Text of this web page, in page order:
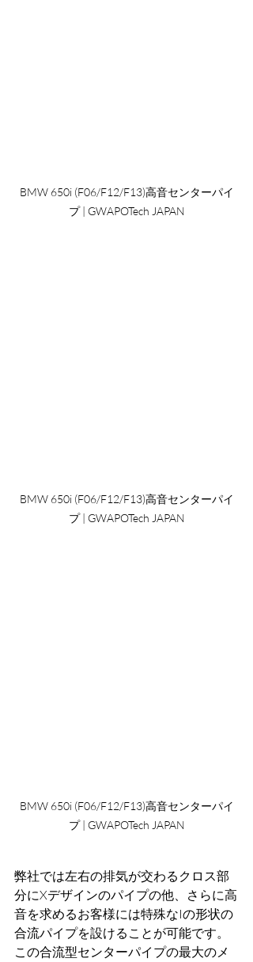
BMW 650i (F06/F12/F13)高音センターパイ
プ | GWAPOTech JAPAN
BMW 650i (F06/F12/F13)高音センターパイ
プ | GWAPOTech JAPAN
BMW 650i (F06/F12/F13)高音センターパイ
プ | GWAPOTech JAPAN
弊社では左右の排気が交わるクロス部
分にXデザインのパイプの他、さらに高
音を求めるお客様には特殊なIの形状の
合流パイプを設けることが可能です。
この合流型センターパイプの最大のメ